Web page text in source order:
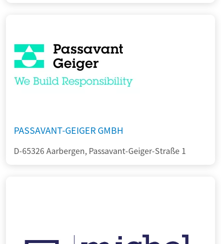
PASSAVANT-GEIGER GMBH
D-65326 Aarbergen, Passavant-Geiger-Straße 1